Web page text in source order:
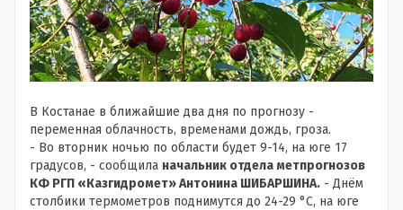
В Костанае в ближайшие два дня по прогнозу -
переменная облачность, временами дождь, гроза.
- Во вторник ночью по области будет 9-14, на юге 17
градусов, - сообщила начальник отдела метпрогнозов
КФ РГП «Казгидромет» Антонина ШИБАРШИНА. - Днём
столбики термометров поднимутся до 24-29 °С, на юге